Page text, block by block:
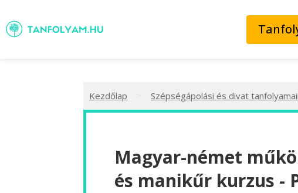
Kezdőlap Szépségápolási és divat
Magyar-német
és manikűr kurzus -